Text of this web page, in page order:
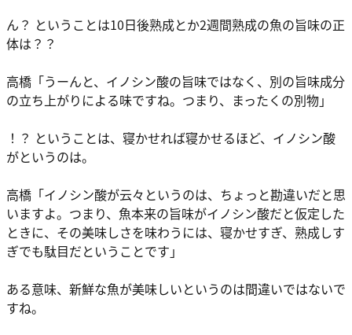
ん？ ということは10日後熟成とか2週間熟成の魚の旨味の正
体は？？
高橋「うーんと、イノシン酸の旨味ではなく、別の旨味成分
の立ち上がりによる味ですね。つまり、まったくの別物」
！？ ということは、寝かせれば寝かせるほど、イノシン酸
がというのは。
高橋「イノシン酸が云々というのは、ちょっと勘違いだと思
いますよ。つまり、魚本来の旨味がイノシン酸だと仮定した
ときに、その美味しさを味わうには、寝かせすぎ、熟成しす
ぎでも駄目だということです」
ある意味、新鮮な魚が美味しいというのは間違いではないで
すね。